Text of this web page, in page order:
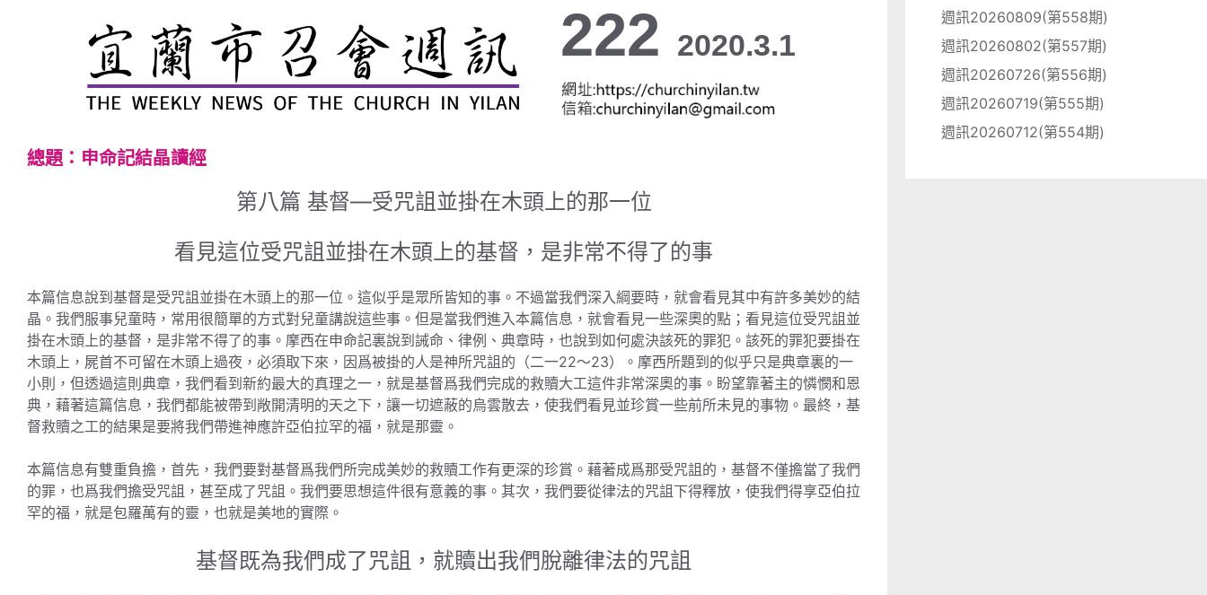
222 2020.3.1
總題：申命記結晶讀經
第八篇 基督—受咒詛並掛在木頭上的那一位
看見這位受咒詛並掛在木頭上的基督，是非常不得了的事
本篇信息說到基督是受咒詛並掛在木頭上的那一位。這似乎是眾所皆知的事。不過當我們深入綱要時，就會看見其中有許多美妙的結
晶。我們服事兒童時，常用很簡單的方式對兒童講說這些事。但是當我們進入本篇信息，就會看見一些深奧的點；看見這位受咒詛並
掛在木頭上的基督，是非常不得了的事。摩西在申命記裏說到誡命、律例、典章時，也說到如何處決該死的罪犯。該死的罪犯要掛在
木頭上，屍首不可留在木頭上過夜，必須取下來，因爲被掛的人是神所咒詛的（二一22～23）。摩西所題到的似乎只是典章裏的一
小則，但透過這則典章，我們看到新約最大的真理之一，就是基督爲我們完成的救贖大工這件非常深奧的事。盼望靠著主的憐憫和恩
典，藉著這篇信息，我們都能被帶到敞開清明的天之下，讓一切遮蔽的烏雲散去，使我們看見並珍賞一些前所未見的事物。最終，基
督救贖之工的結果是要將我們帶進神應許亞伯拉罕的福，就是那靈。
本篇信息有雙重負擔，首先，我們要對基督爲我們所完成美妙的救贖工作有更深的珍賞。藉著成爲那受咒詛的，基督不僅擔當了我們
的罪，也爲我們擔受咒詛，甚至成了咒詛。我們要思想這件很有意義的事。其次，我們要從律法的咒詛下得釋放，使我們得享亞伯拉
罕的福，就是包羅萬有的靈，也就是美地的實際。
基督既為我們成了咒詛，就贖出我們脫離律法的咒詛
週訊20260809(第558期)
週訊20260802(第557期)
週訊20260726(第556期)
週訊20260719(第555期)
週訊20260712(第554期)